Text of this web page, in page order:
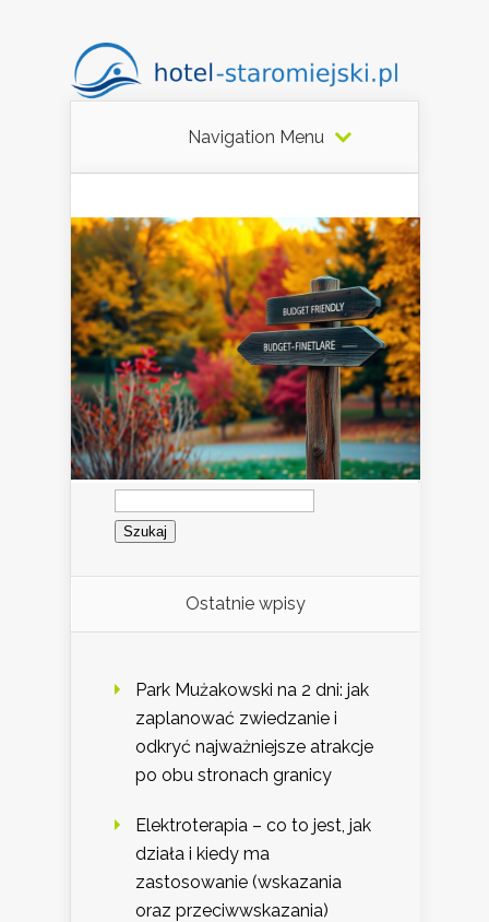
Navigation Menu
Szukaj:
Ostatnie wpisy
Park Mużakowski na 2 dni: jak
zaplanować zwiedzanie i
odkryć najważniejsze atrakcje
po obu stronach granicy
Elektroterapia – co to jest, jak
działa i kiedy ma
zastosowanie (wskazania
oraz przeciwwskazania)